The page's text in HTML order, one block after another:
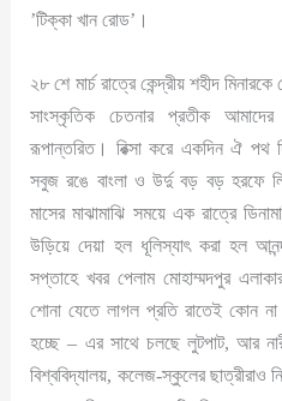
’টিক্কা খান রোড’।
২৮ শে মার্চ রাত্রে কেন্দ্রীয় শহীদ
সাংস্কৃতিক চেতনার প্রতীক
রূপান্তরিত। রিক্সা করে একদিন ঐ পথ
সবুজ রঙে বাংলা ও উর্দু বড় বড় হরফে
মাসের মাঝামাঝি সময়ে এক রাত্রে
উড়িয়ে দেয়া হল ধূলিস্যাৎ করা হল
সপ্তাহে খবর পেলাম মোহাম্মদপুর
শোনা যেতে লাগল প্রতি রাতেই কোন
হচ্ছে – এর সাথে চলছে লুটপাট, আর
বিশ্ববিদ্যালয়, কলেজ-স্কুলের ছাত্রীরাও